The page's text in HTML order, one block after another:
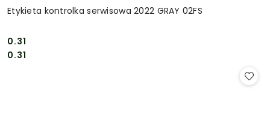
Etykieta kontrolka serwisowa 2022 GRAY 02FS
Cena:
0.31
Cena:
0.31